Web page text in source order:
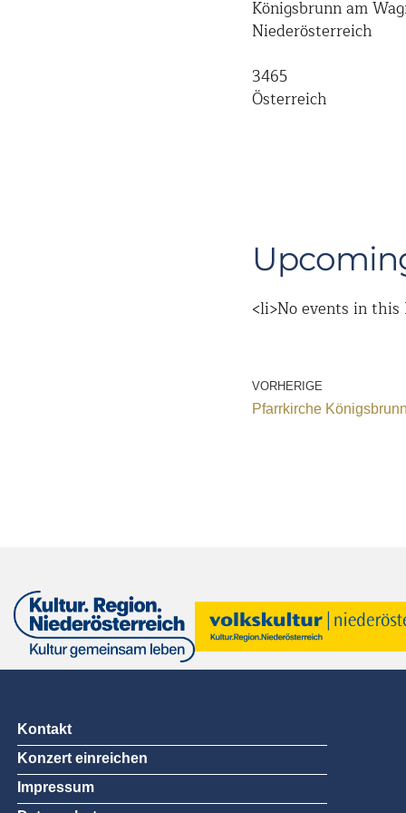
Königsbrunn am
Niederösterreich
3465
Österreich
<li>No events in this
VORHERIGE
Pfarrkirche
Kontakt
Konzert einreichen
Impressum